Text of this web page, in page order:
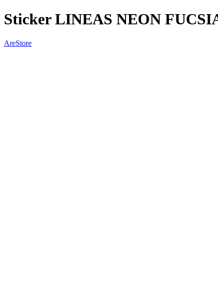
Sticker LINEAS NEON
AreStore